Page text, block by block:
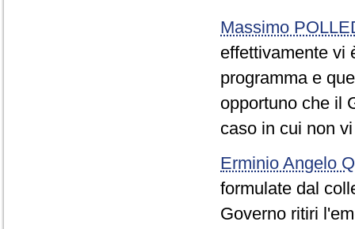
Massimo
effettivamente vi
programma e
opportuno che il
caso in cui non
Erminio Angelo
formulate dal
Governo ritiri